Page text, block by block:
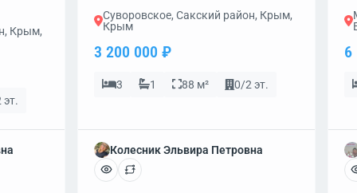
Крым,
Суворовское, Сакский район, Крым,
Крым
3 200 000 ₽
3 1 88 м² 0/2 эт.
Колесник Эльвира Петровна
6